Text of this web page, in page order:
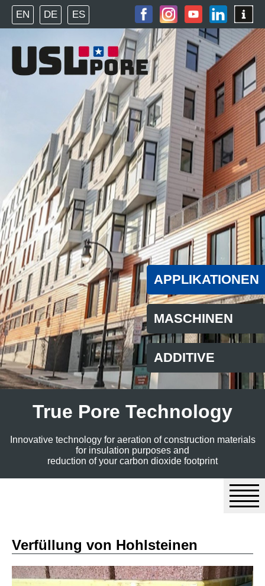
EN DE ES
APPLIKATIONEN
MASCHINEN
ADDITIVE
True Pore Technology
Innovative technology for aeration of construction materials
for insulation purposes and
reduction of your carbon dioxide footprint
Verfüllung von Hohlsteinen